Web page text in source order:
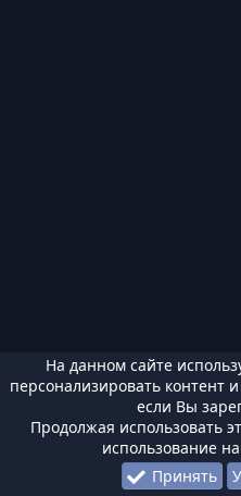
На данном сайте
персонализировать контент
если Вы
Продолжая использовать
использование
Принять